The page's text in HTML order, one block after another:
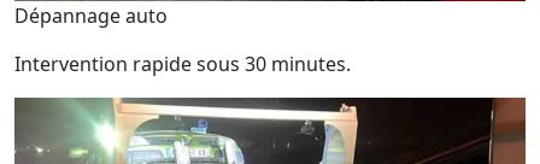
Dépannage auto
Intervention rapide sous 30 minutes.